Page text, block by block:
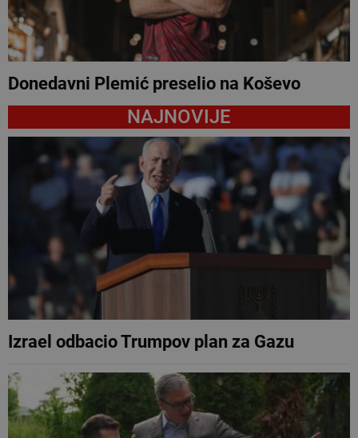
Donedavni Plemić preselio na Koševo
NAJNOVIJE
Izrael odbacio Trumpov plan za Gazu